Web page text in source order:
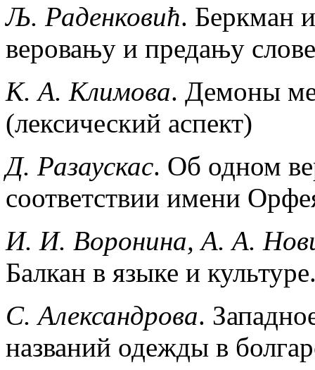
Љ. Раденковић. Беркман
веровању и предању
К. А. Климова. Демоны
(лексический аспект)
Д. Разаускас. Об одном
соответствии имени
И. И. Воронина, А. А.
Балкан в языке и
С. Александрова.
названий одежды в